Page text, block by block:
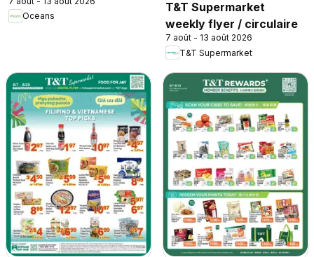
Oceans
T&T Supermarket
weekly flyer / circulaire
7 août - 13 août 2026
T&T Supermarket